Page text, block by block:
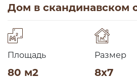
Дом в скандинавском
Площадь
80 м2
Размер
8х7